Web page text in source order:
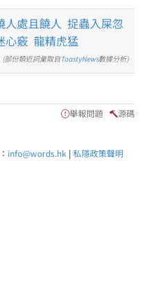
人處且饒人 捉蟲入屎忽
心竅 龍精虎猛
(部份類近詞彙取自ToastyNews數據分析)
舉報問題 源碼
info@words.hk | 私隱政策聲明